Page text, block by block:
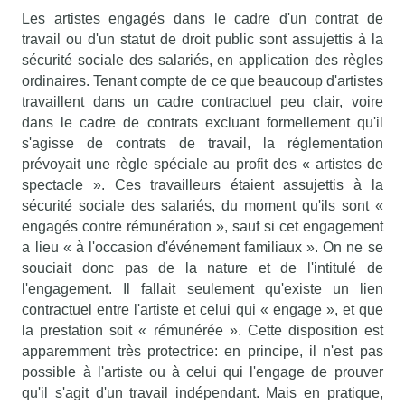
Les artistes engagés dans le cadre d'un contrat de
travail ou d'un statut de droit public sont assujettis à la
sécurité sociale des salariés, en application des règles
ordinaires. Tenant compte de ce que beaucoup d'artistes
travaillent dans un cadre contractuel peu clair, voire
dans le cadre de contrats excluant formellement qu'il
s'agisse de contrats de travail, la réglementation
prévoyait une règle spéciale au profit des « artistes de
spectacle ». Ces travailleurs étaient assujettis à la
sécurité sociale des salariés, du moment qu'ils sont «
engagés contre rémunération », sauf si cet engagement
a lieu « à l'occasion d'événement familiaux ». On ne se
souciait donc pas de la nature et de l'intitulé de
l'engagement. Il fallait seulement qu'existe un lien
contractuel entre l'artiste et celui qui « engage », et que
la prestation soit « rémunérée ». Cette disposition est
apparemment très protectrice: en principe, il n'est pas
possible à l'artiste ou à celui qui l'engage de prouver
qu'il s'agit d'un travail indépendant. Mais en pratique,